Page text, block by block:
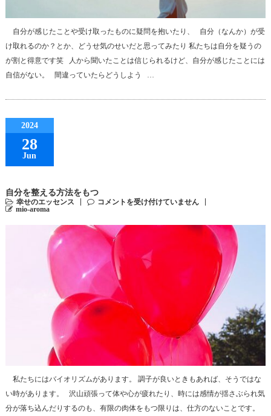
自分が感じたことや受け取ったものに疑問を抱いたり、 自分（なんか）が受
け取れるのか？とか、どうせ気のせいだと思ってみたり 私たちは自分を疑うの
が割と得意です笑 人から聞いたことは信じられるけど、自分が感じたことには
自信がない。 間違っていたらどうしよう …
2024
28
Jun
自分を整える方法をもつ
幸せのエッセンス
コメントを受け付けていません
mio-aroma
私たちにはバイオリズムがあります。 調子が良いときもあれば、そうではな
い時があります。 沢山頑張って体や心が疲れたり、時には感情が揺さぶられ気
分が落ち込んだりするのも、有限の肉体をもつ限りは、仕方のないことです。